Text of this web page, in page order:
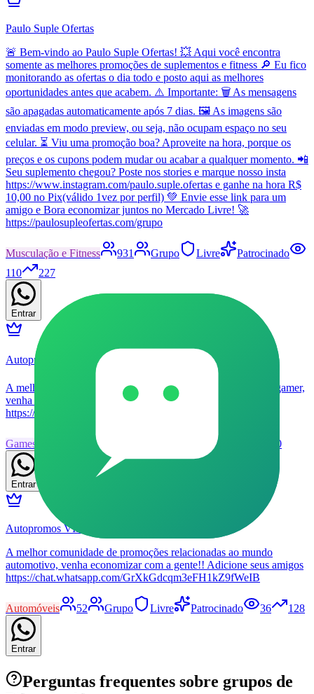
Paulo Suple Ofertas
🚨 Bem-vindo ao Paulo Suple Ofertas! 💥 Aqui você encontra
somente as melhores promoções de suplementos e fitness 🔎 Eu fico
monitorando as ofertas o dia todo e posto aqui as melhores
oportunidades antes que acabem. ⚠️ Importante: 🗑️ As mensagens
são apagadas automaticamente após 7 dias. 🖼️ As imagens são
enviadas em modo preview, ou seja, não ocupam espaço no seu
celular. ⏳ Viu uma promoção boa? Aproveite na hora, porque os
preços e os cupons podem mudar ou acabar a qualquer momento. 📲
Seu suplemento chegou? Poste nos stories e marque nosso insta
https://www.instagram.com/paulo.suple.ofertas e ganhe na hora R$
10,00 no Pix(válido 1vez por perfil) 💚 Envie esse link para um
amigo e Bora economizar juntos no Mercado Livre! 🚀
https://paulosupleofertas.com/grupo
Musculação e Fitness 931 Grupo Livre
Patrocinado
110
227
Entrar
Autopromos Games 🎮
A melhor comunidade de promoções relacionadas ao mundo gamer,
venha economizar com a Autopromos!! Adicione seus amigos
https://chat.whatsapp.com/K28s6q9z5jd93Hdt0QIs8I
Games Grupo Patrocinado 140
Entrar
Autopromos VIP 🚗🏁
A melhor comunidade de promoções relacionadas ao mundo
automotivo, venha economizar com a gente!! Adicione seus amigos
https://chat.whatsapp.com/GrXkGdcqm3eFH1kZ9fWeIB
Automóveis 52 Grupo Livre Patrocinado 36 128
Entrar
Perguntas frequentes sobre grupos de